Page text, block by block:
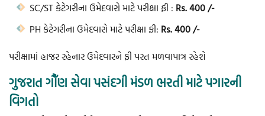
SC/ST કેટેગરીના ઉમેદવારો માટે પરીક્ષા ફી : Rs. 400 /-
PH કેટેગરીના ઉમેદવારો માટે પરીક્ષા ફી: Rs. 400 /-
પરીક્ષામાં હાજર રહેનાર ઉમેદવારને ફી પરત મળવાપાત્ર રહેશે
ગુજરાત ગૌઁણ સેવા પસંદગી મંડળ ભરતી માટે પગારની
વિગતો